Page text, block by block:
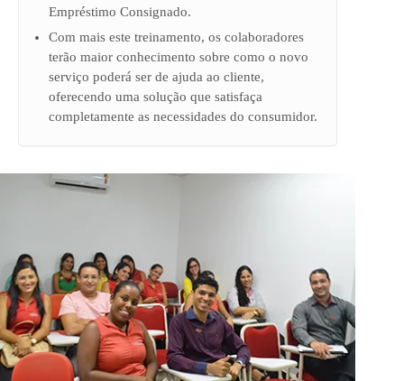
Empréstimo Consignado.
Com mais este treinamento, os colaboradores
terão maior conhecimento sobre como o novo
serviço poderá ser de ajuda ao cliente,
oferecendo uma solução que satisfaça
completamente as necessidades do consumidor.